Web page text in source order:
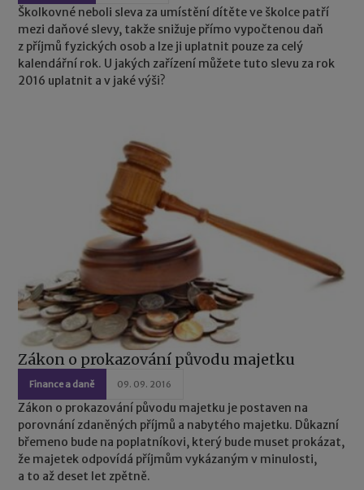
Školkovné neboli sleva za umístění dítěte ve školce patří
mezi daňové slevy, takže snižuje přímo vypočtenou daň
z příjmů fyzických osob a lze ji uplatnit pouze za celý
kalendářní rok. U jakých zařízení můžete tuto slevu za rok
2016 uplatnit a v jaké výši?
Zákon o prokazování původu majetku
Finance a daně 09. 09. 2016
Zákon o prokazování původu majetku je postaven na
porovnání zdaněných příjmů a nabytého majetku. Důkazní
břemeno bude na poplatníkovi, který bude muset prokázat,
že majetek odpovídá příjmům vykázaným v minulosti,
a to až deset let zpětně.